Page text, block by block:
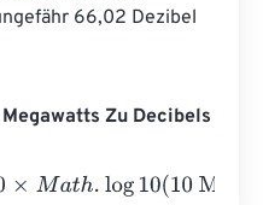
66,02 Dezibel
Zu Decibels
h .log10(10 Megawatts⋅